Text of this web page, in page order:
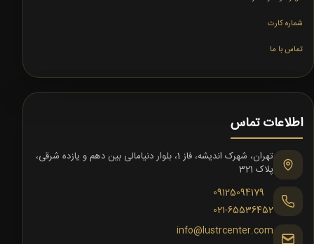
شماره کارت
تماس با ما
اطلاعات تماس
تهران، شهرک اندیشه، فاز 1، بلوار دنیامالی بین دهم و یازده شرقی،
پلاک 321
09125094179
021-65536452
info@lustrcenter.com